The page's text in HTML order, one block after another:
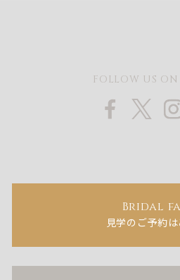
FOLLOW US
Bridal
見学のご予約